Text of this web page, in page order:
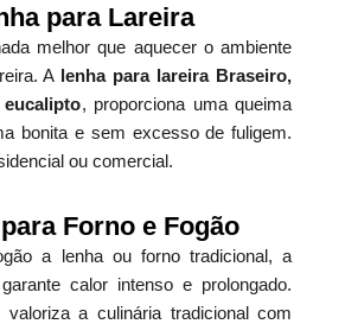
para Lareira
melhor que aquecer o ambiente
A lenha para lareira Braseiro,
, proporciona uma queima
bonita e sem excesso de fuligem.
ou comercial.
Forno e Fogão
a lenha ou forno tradicional, a
calor intenso e prolongado.
valoriza a culinária tradicional com